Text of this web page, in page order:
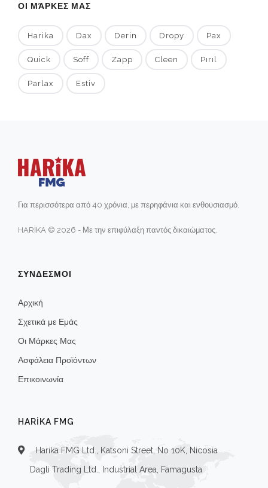
ΟΙ ΜΆΡΚΕΣ ΜΑΣ
Harika Dax Derin Dropy Pax
Quick Soff Zapp Cleen Pırıl
Parlax Estiv
Για περισσότερα από 40 χρόνια, με περηφάνια και ενθουσιασμό.
HARİKA © 2026 - Με την επιφύλαξη παντός δικαιώματος.
ΣΥΝΔΕΣΜΟΙ
Αρχική
Σχετικά με Εμάς
Οι Μάρκες Μας
Ασφάλεια Προϊόντων
Επικοινωνία
HARIKA FMG
Harika FMG Ltd., Katsoni Street, No 10K, Nicosia
Dagli Trading Ltd., Industrial Area, Famagusta